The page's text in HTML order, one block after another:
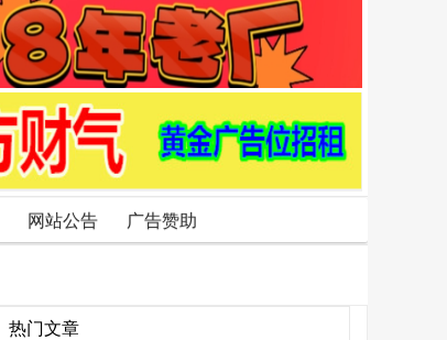
网站公告 广告赞助
热门文章